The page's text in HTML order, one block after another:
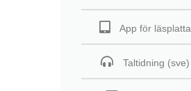
App för läsplatta
Taltidning (sve)